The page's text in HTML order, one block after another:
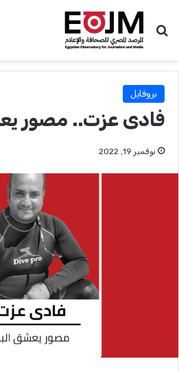
بحث عن
بروفايل
فادى عزت.. مصور
نوفمبر 19, 2022